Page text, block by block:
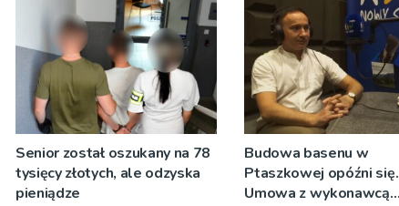
Senior został oszukany na 78
tysięcy złotych, ale odzyska
pieniądze
Budowa basenu w
Ptaszkowej opóźni się.
Umowa z wykonawcą